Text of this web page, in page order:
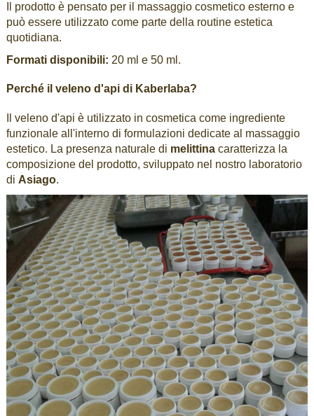
Il prodotto è pensato per il massaggio cosmetico esterno e
può essere utilizzato come parte della routine estetica
quotidiana.
Formati disponibili: 20 ml e 50 ml.
Perché il veleno d'api di Kaberlaba?
Il veleno d'api è utilizzato in cosmetica come ingrediente
funzionale all'interno di formulazioni dedicate al massaggio
estetico. La presenza naturale di melittinacaratterizza la
composizione del prodotto, sviluppato nel nostro laboratorio
di Asiago.